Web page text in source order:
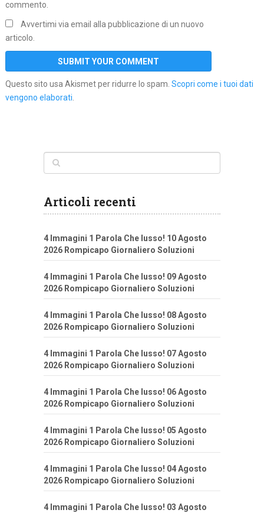
commento.
Avvertimi via email alla pubblicazione di un nuovo
articolo.
Questo sito usa Akismet per ridurre lo spam. Scopri come i tuoi dati
vengono elaborati.
Articoli recenti
4 Immagini 1 Parola Che lusso! 10 Agosto
2026 Rompicapo Giornaliero Soluzioni
4 Immagini 1 Parola Che lusso! 09 Agosto
2026 Rompicapo Giornaliero Soluzioni
4 Immagini 1 Parola Che lusso! 08 Agosto
2026 Rompicapo Giornaliero Soluzioni
4 Immagini 1 Parola Che lusso! 07 Agosto
2026 Rompicapo Giornaliero Soluzioni
4 Immagini 1 Parola Che lusso! 06 Agosto
2026 Rompicapo Giornaliero Soluzioni
4 Immagini 1 Parola Che lusso! 05 Agosto
2026 Rompicapo Giornaliero Soluzioni
4 Immagini 1 Parola Che lusso! 04 Agosto
2026 Rompicapo Giornaliero Soluzioni
4 Immagini 1 Parola Che lusso! 03 Agosto